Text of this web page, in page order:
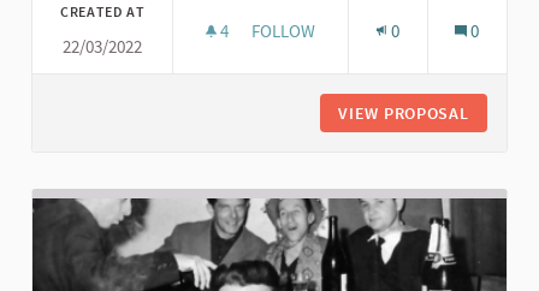
CREATED AT
22/03/2022
4 4 FOLLOWERS
FOLLOW 0 0
VIEW PROPOSAL